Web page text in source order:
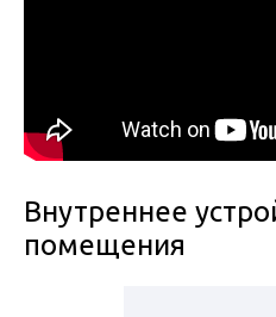
Внутреннее
помещения